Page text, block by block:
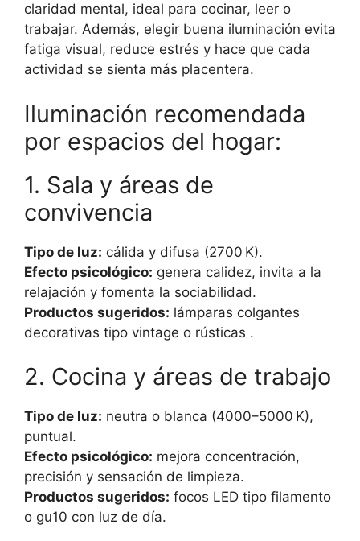
claridad mental, ideal para cocinar, leer o
trabajar. Además, elegir buena iluminación evita
fatiga visual, reduce estrés y hace que cada
actividad se sienta más placentera.
Iluminación recomendada
por espacios del hogar:
1. Sala y áreas de
convivencia
Tipo de luz: cálida y difusa (2700 K).
Efecto psicológico: genera calidez, invita a la
relajación y fomenta la sociabilidad.
Productos sugeridos: lámparas colgantes
decorativas tipo vintage o rústicas .
2. Cocina y áreas de trabajo
Tipo de luz: neutra o blanca (4000–5000 K),
puntual.
Efecto psicológico: mejora concentración,
precisión y sensación de limpieza.
Productos sugeridos: focos LED tipo filamento
o gu10 con luz de día.